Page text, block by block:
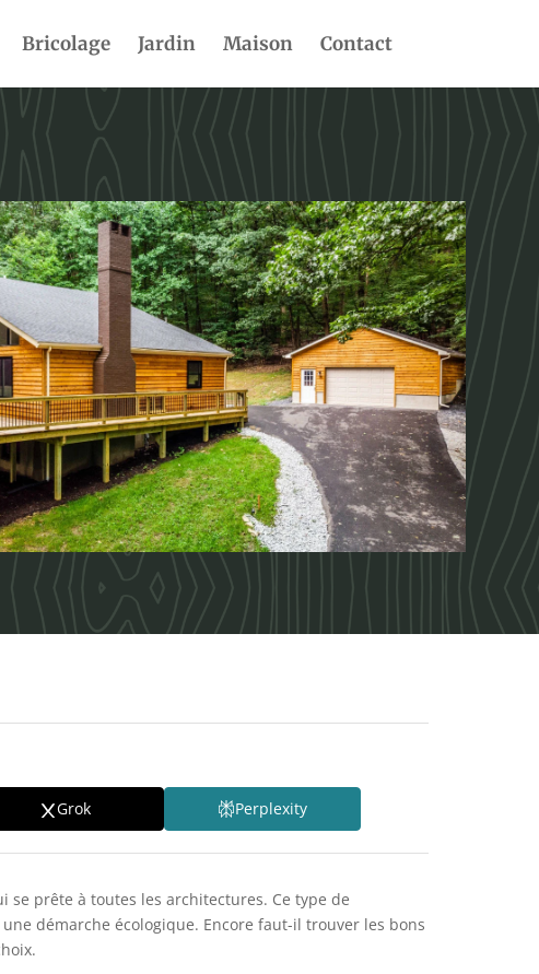
Bricolage Jardin Maison Contact
Grok Perplexity
se prête à toutes les architectures. Ce type de
démarche écologique. Encore faut-il trouver les bons